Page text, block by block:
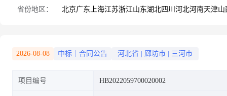
省份地区： 北京广东 上海江苏浙江山东湖北四川 河北河南天津山
2026-08-08 中标｜合同公告 河北省 廊坊市 三河市
项目编号 HB2022059700020002